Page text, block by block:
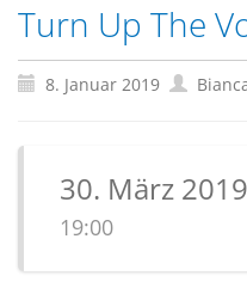
Turn Up The
8. Januar 2019
30. März 2019
19:00